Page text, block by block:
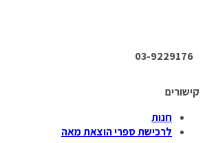
קישורים
חנות
לרכישת ספרי הוצאת מאה